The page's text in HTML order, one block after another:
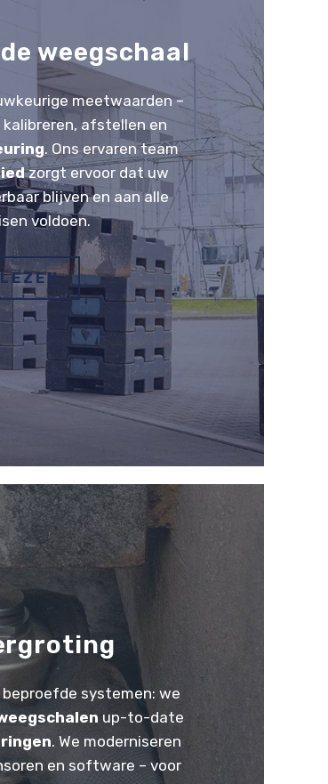
weegschaal
meetwaarden –
afstellen en
. Ons ervaren team
zorgt ervoor dat uw
blijven en aan alle
voldoen.
systemen: we
up-to-date
. We moderniseren
en software – voor